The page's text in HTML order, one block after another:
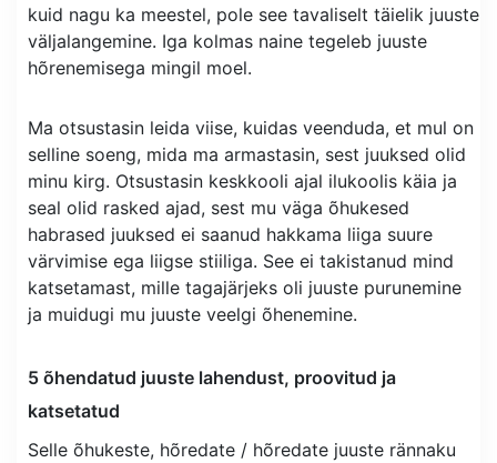
kuid nagu ka meestel, pole see tavaliselt täielik juuste
väljalangemine. Iga kolmas naine tegeleb juuste
hõrenemisega mingil moel.
Ma otsustasin leida viise, kuidas veenduda, et mul on
selline soeng, mida ma armastasin, sest juuksed olid
minu kirg. Otsustasin keskkooli ajal ilukoolis käia ja
seal olid rasked ajad, sest mu väga õhukesed
habrased juuksed ei saanud hakkama liiga suure
värvimise ega liigse stiiliga. See ei takistanud mind
katsetamast, mille tagajärjeks oli juuste purunemine
ja muidugi mu juuste veelgi õhenemine.
5 õhendatud juuste lahendust, proovitud ja
katsetatud
Selle õhukeste, hõredate / hõredate juuste rännaku